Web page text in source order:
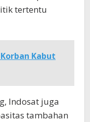
tertentu
Kabut
Indosat juga
tambahan